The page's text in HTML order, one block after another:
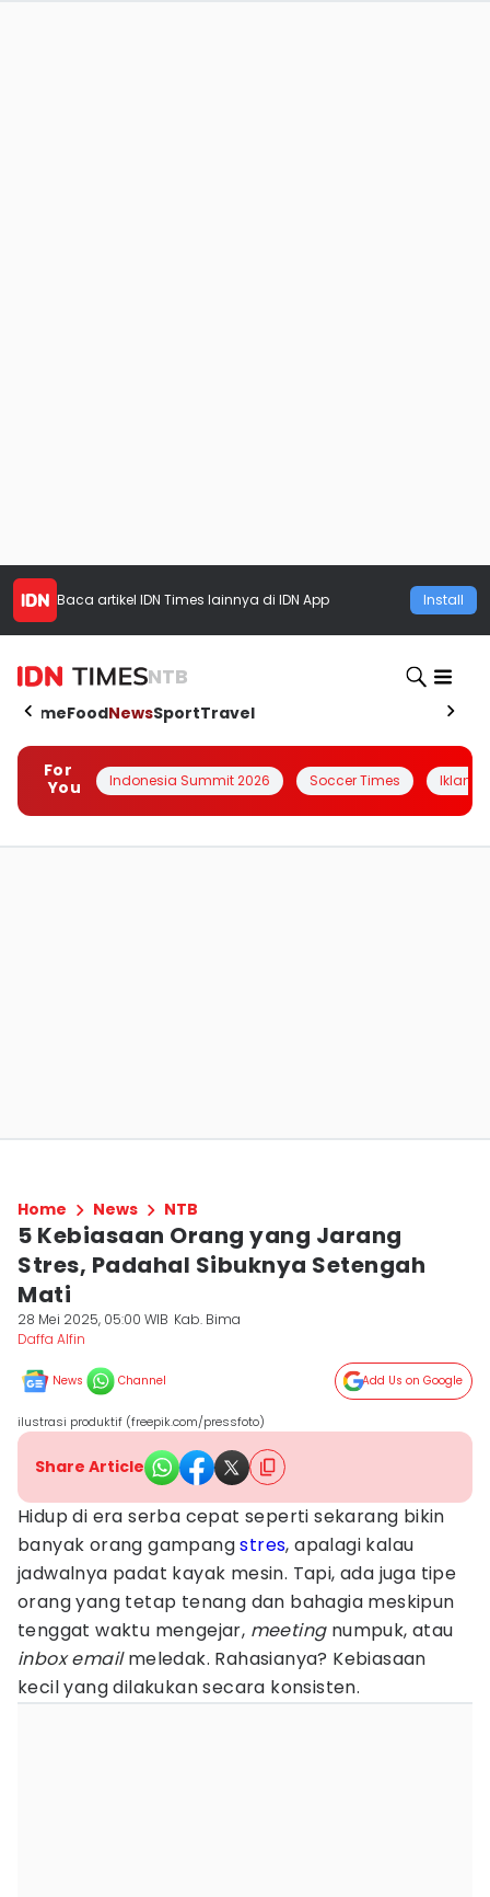
Baca artikel IDN Times lainnya di IDN App Install
NTB
HomeFoodNewsSportTravel
For
You
Indonesia Summit 2026 Soccer Times Iklanin
Home News NTB
5 Kebiasaan Orang yang Jarang
Stres, Padahal Sibuknya Setengah
Mati
28 Mei 2025, 05:00 WIB Kab. Bima
Daffa Alfin
News Channel Add Us on Google
ilustrasi produktif (freepik.com/pressfoto)
Share Article
Hidup di era serba cepat seperti sekarang bikin
banyak orang gampangstres, apalagi kalau
jadwalnya padat kayak mesin. Tapi, ada juga tipe
orang yang tetap tenang dan bahagia meskipun
tenggat waktu mengejar, meetingnumpuk, atau
inbox emailmeledak. Rahasianya? Kebiasaan
kecil yang dilakukan secara konsisten.